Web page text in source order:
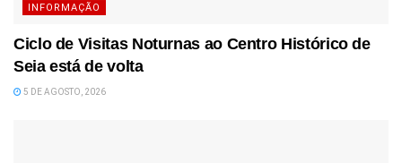
INFORMAÇÃO
Ciclo de Visitas Noturnas ao Centro Histórico de
Seia está de volta
5 DE AGOSTO, 2026